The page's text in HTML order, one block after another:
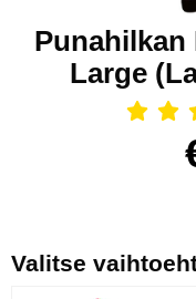
Punahilkan
Large
Valitse